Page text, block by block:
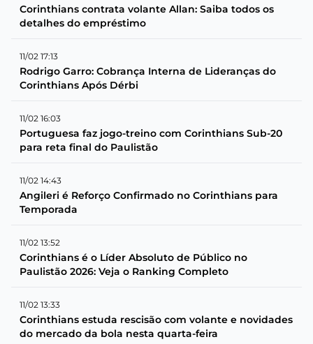
Corinthians contrata volante Allan: Saiba todos os
detalhes do empréstimo
11/02 17:13
Rodrigo Garro: Cobrança Interna de Lideranças do
Corinthians Após Dérbi
11/02 16:03
Portuguesa faz jogo-treino com Corinthians Sub-20
para reta final do Paulistão
11/02 14:43
Angileri é Reforço Confirmado no Corinthians para
Temporada
11/02 13:52
Corinthians é o Líder Absoluto de Público no
Paulistão 2026: Veja o Ranking Completo
11/02 13:33
Corinthians estuda rescisão com volante e novidades
do mercado da bola nesta quarta-feira